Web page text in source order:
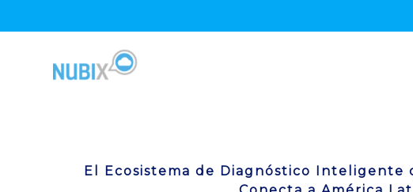
El Ecosistema de Diagnóstico Inteligente